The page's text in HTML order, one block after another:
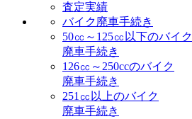
査定実績
バイク廃車手続き
50㏄～125㏄以下のバイク
廃車手続き
126㏄～250ccのバイク
廃車手続き
251㏄以上のバイク
廃車手続き